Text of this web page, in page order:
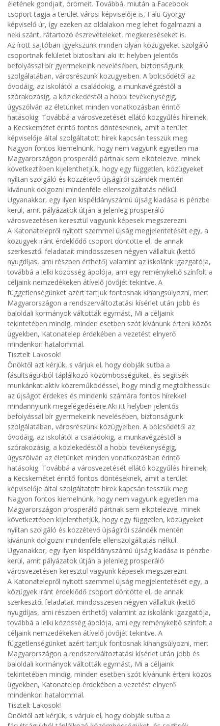
életének gondjait, örömeit. Továbbá, miután a Facebook
csoport tagja a terület városi képviselője is, Falu György
képviselő úr, így ezeken az oldalakon meg lehet fogalmazni a
neki szánt, rátartozó észrevételeket, megkereséseket is.
Az írott sajtóban igyekszünk minden olyan közügyeket szolgáló
csoportnak felületet biztosítani aki itt helyben jelentős
befolyással bír gyermekeink nevelésében, biztonságunk
szolgálatában, városrészünk közügyeiben. A bölcsődétől az
óvodáig, az iskolától a családokig, a munkavégzéstől a
szórakozásig, a közlekedéstől a hobbi tevékenységig,
úgyszólván az életünket minden vonatkozásban érintő
hatásokig. Továbbá a városvezetését ellátó közgyűlés híreinek,
a Kecskemétet érintő fontos döntéseknek, amit a terület
képviselője által szolgáltatott hírek kapcsán tesszük meg.
Nagyon fontos kiemelnünk, hogy nem vagyunk egyetlen ma
Magyarországon prosperáló pártnak sem elkötelezve, minek
következtében kijelenthetjük, hogy egy független, közügyeket
nyíltan szolgáló és közzétevő újságírói szándék mentén
kívánunk dolgozni mindenféle ellenszolgáltatás nélkül.
Ugyanakkor, egy ilyen kispéldányszámú újság kiadása is pénzbe
kerül, amit pályázatok útján a jelenleg prosperáló
városvezetésen keresztül vagyunk képesek megszerezni.
A Katonatelepről nyitott szemmel újság megjelentetését egy, a
közügyek iránt érdeklődő csoport döntötte el, de annak
szerkesztői feladatait mindösszesen négyen vállaltuk (kettő
nyugdíjas, ami részben érthető) valamint az iskolánk igazgatója,
továbbá a lelki közösség ápolója, ami egy reménykeltő színfolt a
céljaink nemzedékeken átívelő jövőjét tekintve. A
függetlenségünket azért tartjuk fontosnak kihangsúlyozni, mert
Magyarországon a rendszerváltoztatási kísérlet után jobb és
baloldali kormányok váltották egymást, Mi a céljaink
tekintetében mindig, minden esetben szót kívánunk érteni közös
ügyekben, Katonatelep érdekében a vezetést elnyerő
mindenkori hatalommal.
Tisztelt Lakosok!
Önöktől azt kérjük, s várjuk el, hogy dobják sutba a
fásultságukból táplálkozó közömbösségüket, és segítsék
munkánkat aktív közreműködéssel, hogy mindig megtölthessük
az újságot érdekes és mindenki számára fontos hírekkel
mindannyiunk megelégedésére.Aki itt helyben jelentős
befolyással bír gyermekeink nevelésében, biztonságunk
szolgálatában, városrészünk közügyeiben. A bölcsődétől az
óvodáig, az iskolától a családokig, a munkavégzéstől a
szórakozásig, a közlekedéstől a hobbi tevékenységig,
úgyszólván az életünket minden vonatkozásban érintő
hatásokig. Továbbá a városvezetését ellátó közgyűlés híreinek,
a Kecskemétet érintő fontos döntéseknek, amit a terület
képviselője által szolgáltatott hírek kapcsán tesszük meg.
Nagyon fontos kiemelnünk, hogy nem vagyunk egyetlen ma
Magyarországon prosperáló pártnak sem elkötelezve, minek
következtében kijelenthetjük, hogy egy független, közügyeket
nyíltan szolgáló és közzétevő újságírói szándék mentén
kívánunk dolgozni mindenféle ellenszolgáltatás nélkül.
Ugyanakkor, egy ilyen kispéldányszámú újság kiadása is pénzbe
kerül, amit pályázatok útján a jelenleg prosperáló
városvezetésen keresztül vagyunk képesek megszerezni.
A Katonatelepről nyitott szemmel újság megjelentetését egy, a
közügyek iránt érdeklődő csoport döntötte el, de annak
szerkesztői feladatait mindösszesen négyen vállaltuk (kettő
nyugdíjas, ami részben érthető) valamint az iskolánk igazgatója,
továbbá a lelki közösség ápolója, ami egy reménykeltő színfolt a
céljaink nemzedékeken átívelő jövőjét tekintve. A
függetlenségünket azért tartjuk fontosnak kihangsúlyozni, mert
Magyarországon a rendszerváltoztatási kísérlet után jobb és
baloldali kormányok váltották egymást, Mi a céljaink
tekintetében mindig, minden esetben szót kívánunk érteni közös
ügyekben, Katonatelep érdekében a vezetést elnyerő
mindenkori hatalommal.
Tisztelt Lakosok!
Önöktől azt kérjük, s várjuk el, hogy dobják sutba a